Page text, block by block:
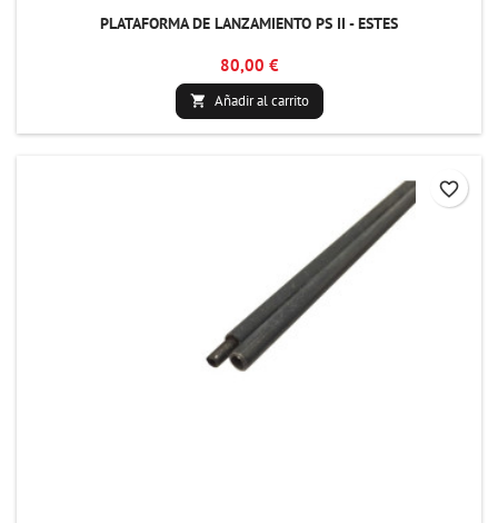
PLATAFORMA DE LANZAMIENTO PS II - ESTES
80,00 €
 Añadir al carrito
favorite_border